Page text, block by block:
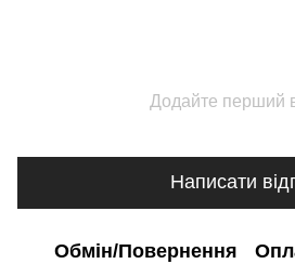
Додайте перший
Написати
Обмін/Повернення